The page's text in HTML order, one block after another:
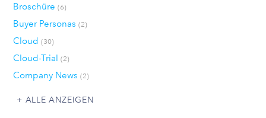
Broschüre (6)
Buyer Personas (2)
Cloud (30)
Cloud-Trial (2)
Company News (2)
ALLE ANZEIGEN